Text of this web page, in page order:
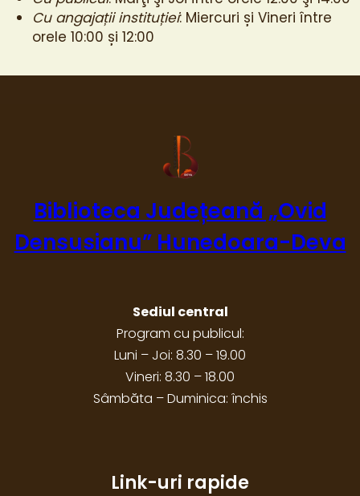
Cu angajații instituției: Miercuri și Vineri între
orele 10:00 și 12:00
Biblioteca Județeană „Ovid
Densusianu” Hunedoara-Deva
Sediul central
Program cu publicul:
Luni – Joi: 8.30 – 19.00
Vineri: 8.30 – 18.00
Sâmbăta – Duminica: închis
Link-uri rapide